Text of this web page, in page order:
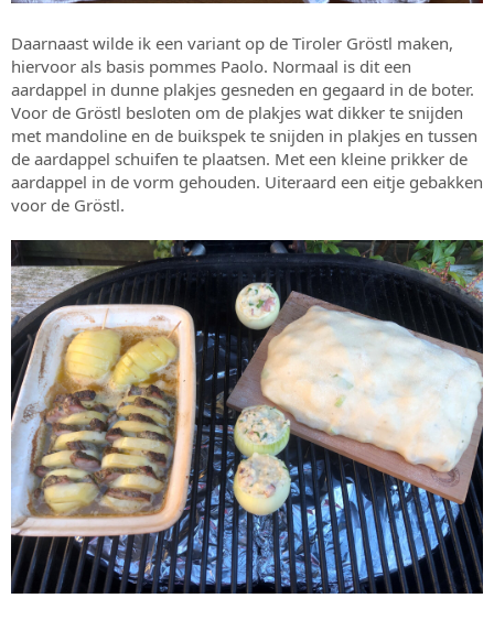
Daarnaast wilde ik een variant op de Tiroler Gröstl maken,
hiervoor als basis pommes Paolo. Normaal is dit een
aardappel in dunne plakjes gesneden en gegaard in de boter.
Voor de Gröstl besloten om de plakjes wat dikker te snijden
met mandoline en de buikspek te snijden in plakjes en tussen
de aardappel schuifen te plaatsen. Met een kleine prikker de
aardappel in de vorm gehouden. Uiteraard een eitje gebakken
voor de Gröstl.